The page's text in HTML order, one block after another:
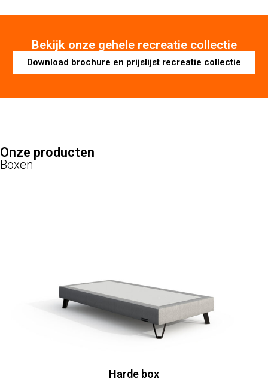
Bekijk onze gehele recreatie collectie
Download brochure en prijslijst recreatie collectie
Onze producten
Boxen
Harde box